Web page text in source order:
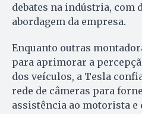
debates na indústria, com
abordagem da empresa.
Enquanto outras
para aprimorar a
dos veículos, a Tesla
rede de câmeras para
assistência ao motorista e